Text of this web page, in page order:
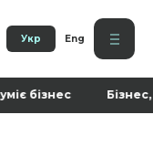
Укр Eng
бізнес